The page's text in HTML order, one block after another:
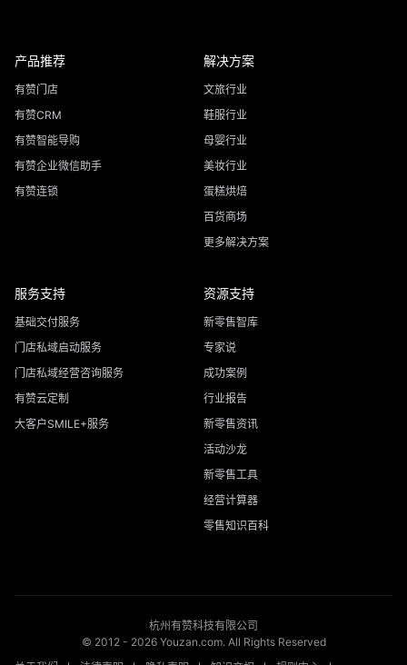
产品推荐
有赞门店
有赞CRM
有赞智能导购
有赞企业微信助手
有赞连锁
解决方案
文旅行业
鞋服行业
母婴行业
美妆行业
蛋糕烘焙
百货商场
更多解决方案
服务支持
基础交付服务
门店私域启动服务
门店私域经营咨询服务
有赞云定制
大客户SMILE+服务
资源支持
新零售智库
专家说
成功案例
行业报告
新零售资讯
活动沙龙
新零售工具
经营计算器
零售知识百科
杭州有赞科技有限公司
© 2012 - 2026Youzan.com. All Rights Reserved